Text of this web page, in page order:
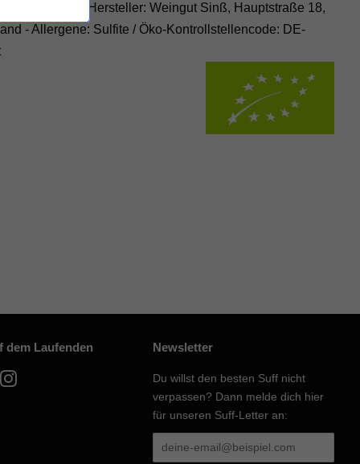
12% Vol. - Hersteller: Weingut Sinß, Hauptstraße 18,
- Allergene: Sulfite / Öko-Kontrollstellencode: DE-
dem Laufenden Newsletter
Du willst den besten Suff nicht
verpassen? Dann melde dich hier
für unseren Suff-Letter an: